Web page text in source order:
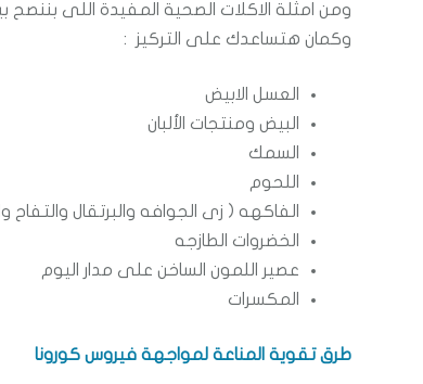
ومن امثلة الاكلات الصحية المفيدة اللى
وكمان هتساعدك على التركيز :
العسل الابيض
البيض ومنتجات الألبان
السمك
اللحوم
الفاكهه ( زى الجوافه والبرتقال والتفاح
الخضروات الطازجه
عصير اللمون الساخن على مدار اليوم
المكسرات
طرق تقوية المناعة لمواجهة فيروس كورونا